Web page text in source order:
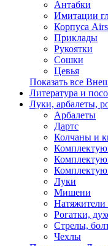
Антабки
Имитации
Корпуса
Приклады
Рукоятки
Сошки
Цевья
Показать все
Литература и
Луки, арбалеты,
Арбалеты
Дартс
Колчаны и
Луки
Мишени
Натяжители
Рогатки,
Стрелы,
Чехлы